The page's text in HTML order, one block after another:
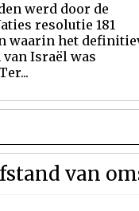
werd door de
resolutie 181
waarin het
Israël was
van